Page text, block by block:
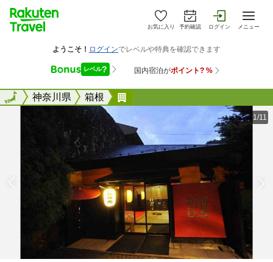
お気に入り 予約確認 ログイン メニュー
全国神奈川県 箱根
全国
1/11